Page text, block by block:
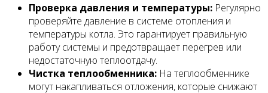
Проверка давления и температуры: Регулярно
проверяйте давление в системе отопления и
температуры котла. Это гарантирует правильную
работу системы и предотвращает перегрев или
недостаточную теплоотдачу.
Чистка теплообменника: На теплообменнике
могут накапливаться отложения, которые снижают